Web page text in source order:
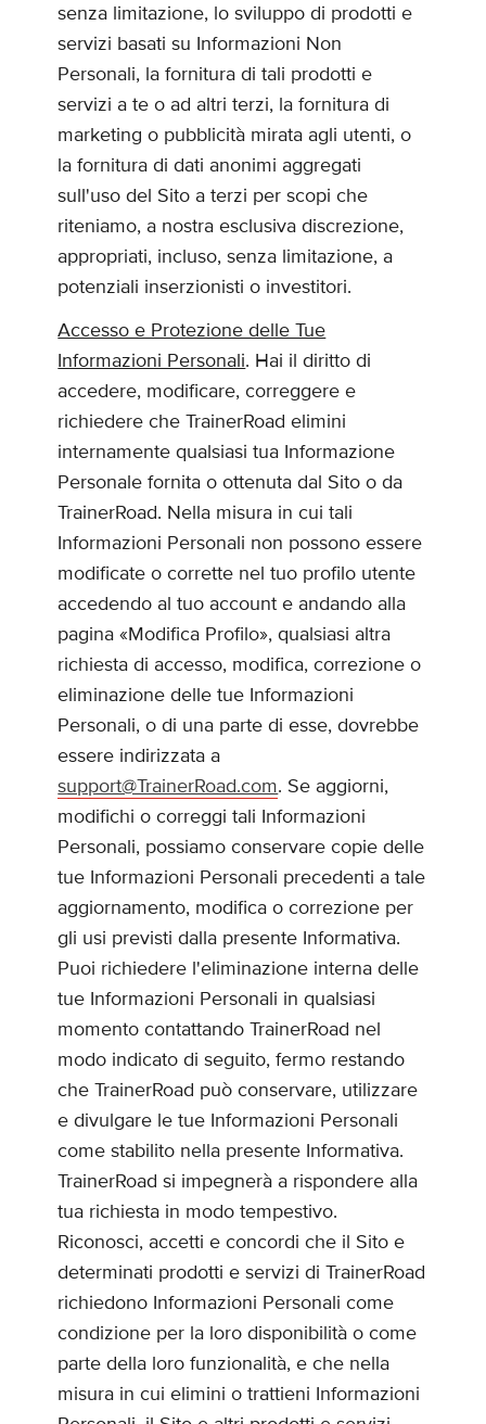
senza limitazione, lo sviluppo di prodotti e
servizi basati su Informazioni Non
Personali, la fornitura di tali prodotti e
servizi a te o ad altri terzi, la fornitura di
marketing o pubblicità mirata agli utenti, o
la fornitura di dati anonimi aggregati
sull'uso del Sito a terzi per scopi che
riteniamo, a nostra esclusiva discrezione,
appropriati, incluso, senza limitazione, a
potenziali inserzionisti o investitori.
Accesso e Protezione delle Tue
Informazioni Personali. Hai il diritto di
accedere, modificare, correggere e
richiedere che TrainerRoad elimini
internamente qualsiasi tua Informazione
Personale fornita o ottenuta dal Sito o da
TrainerRoad. Nella misura in cui tali
Informazioni Personali non possono essere
modificate o corrette nel tuo profilo utente
accedendo al tuo account e andando alla
pagina «Modifica Profilo», qualsiasi altra
richiesta di accesso, modifica, correzione o
eliminazione delle tue Informazioni
Personali, o di una parte di esse, dovrebbe
essere indirizzata a
support@TrainerRoad.com. Se aggiorni,
modifichi o correggi tali Informazioni
Personali, possiamo conservare copie delle
tue Informazioni Personali precedenti a tale
aggiornamento, modifica o correzione per
gli usi previsti dalla presente Informativa.
Puoi richiedere l'eliminazione interna delle
tue Informazioni Personali in qualsiasi
momento contattando TrainerRoad nel
modo indicato di seguito, fermo restando
che TrainerRoad può conservare, utilizzare
e divulgare le tue Informazioni Personali
come stabilito nella presente Informativa.
TrainerRoad si impegnerà a rispondere alla
tua richiesta in modo tempestivo.
Riconosci, accetti e concordi che il Sito e
determinati prodotti e servizi di TrainerRoad
richiedono Informazioni Personali come
condizione per la loro disponibilità o come
parte della loro funzionalità, e che nella
misura in cui elimini o trattieni Informazioni